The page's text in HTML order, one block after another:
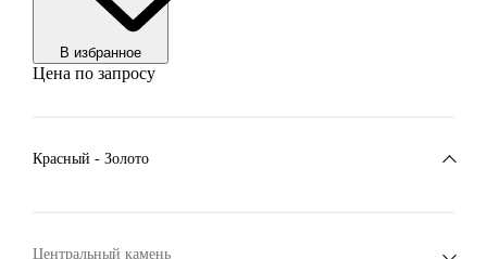
В избранноe
Цена по запросу
Красный - Золото
Центральный камень